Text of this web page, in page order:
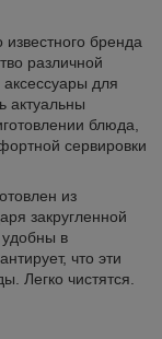
бренда
различной
для
актуальны
блюда,
сервировки
из
закругленной
в
что эти
Легко чистятся.